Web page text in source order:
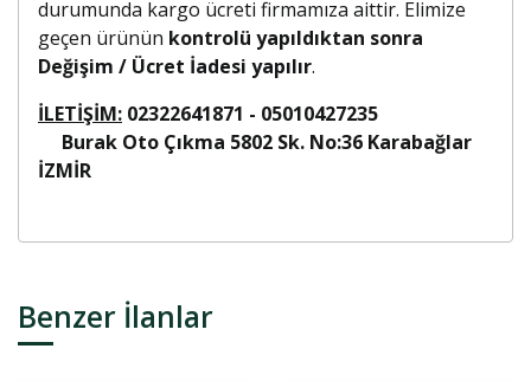
durumunda kargo ücreti firmamıza aittir. Elimize
geçen ürünün kontrolü yapıldıktan sonra
Değişim / Ücret İadesi yapılır.
İLETİŞİM: 02322641871 - 05010427235
Burak Oto Çıkma 5802 Sk. No:36 Karabağlar
İZMİR
Benzer İlanlar